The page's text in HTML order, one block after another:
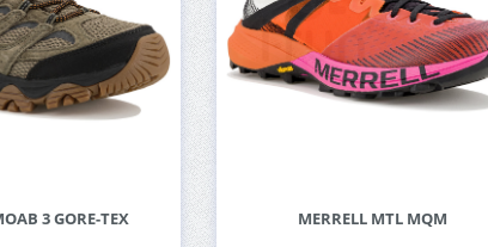
3 GORE-TEX MERRELL MTL MQM